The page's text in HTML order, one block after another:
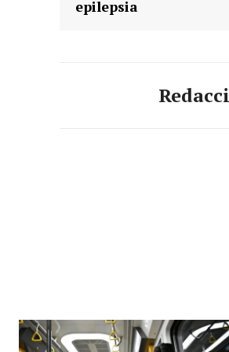
epilepsia